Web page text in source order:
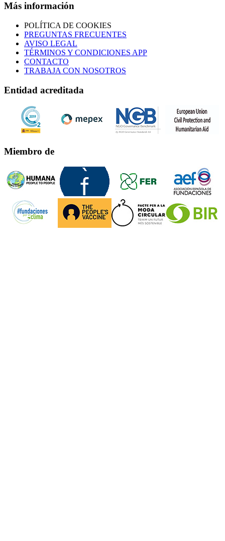
Más información
POLÍTICA DE COOKIES
PREGUNTAS FRECUENTES
AVISO LEGAL
TÉRMINOS Y CONDICIONES APP
CONTACTO
TRABAJA CON NOSOTROS
Entidad acreditada
Miembro de